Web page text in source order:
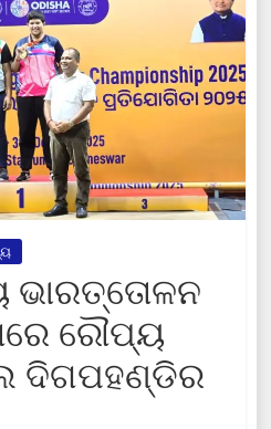
ଭାରତ୍ତୋଳନ
ରୌପ୍ୟ
ଦିଗପହଣ୍ଡିର